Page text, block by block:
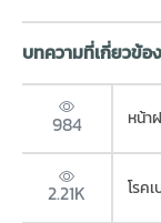
บทความที่เกี่ยวข้อง
984 หน้า
2.21K โรค